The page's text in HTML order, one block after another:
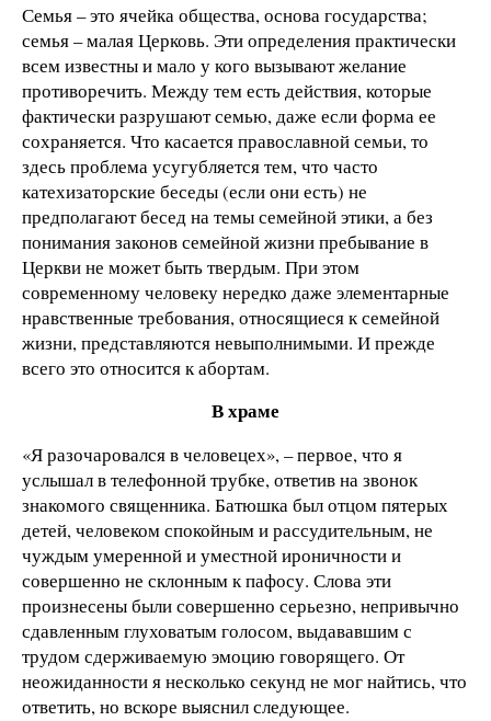
Семья – это ячейка общества, основа государства;
семья – малая Церковь. Эти определения практически
всем известны и мало у кого вызывают желание
противоречить. Между тем есть действия, которые
фактически разрушают семью, даже если форма ее
сохраняется. Что касается православной семьи, то
здесь проблема усугубляется тем, что часто
катехизаторские беседы (если они есть) не
предполагают бесед на темы семейной этики, а без
понимания законов семейной жизни пребывание в
Церкви не может быть твердым. При этом
современному человеку нередко даже элементарные
нравственные требования, относящиеся к семейной
жизни, представляются невыполнимыми. И прежде
всего это относится к абортам.
В храме
«Я разочаровался в человецех», – первое, что я
услышал в телефонной трубке, ответив на звонок
знакомого священника. Батюшка был отцом пятерых
детей, человеком спокойным и рассудительным, не
чуждым умеренной и уместной ироничности и
совершенно не склонным к пафосу. Слова эти
произнесены были совершенно серьезно, непривычно
сдавленным глуховатым голосом, выдававшим с
трудом сдерживаемую эмоцию говорящего. От
неожиданности я несколько секунд не мог найтись, что
ответить, но вскоре выяснил следующее.